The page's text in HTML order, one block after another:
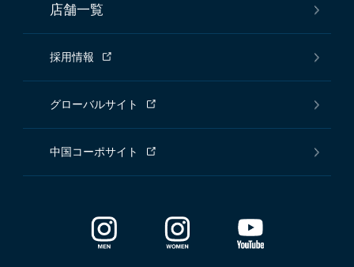
店舗一覧
採用情報
グローバルサイト
中国コーポサイト